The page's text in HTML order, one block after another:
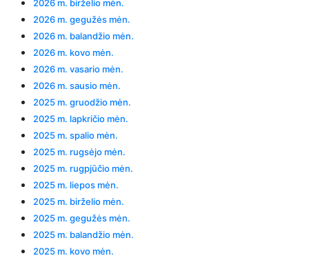
2026 m. birželio mėn.
2026 m. gegužės mėn.
2026 m. balandžio mėn.
2026 m. kovo mėn.
2026 m. vasario mėn.
2026 m. sausio mėn.
2025 m. gruodžio mėn.
2025 m. lapkričio mėn.
2025 m. spalio mėn.
2025 m. rugsėjo mėn.
2025 m. rugpjūčio mėn.
2025 m. liepos mėn.
2025 m. birželio mėn.
2025 m. gegužės mėn.
2025 m. balandžio mėn.
2025 m. kovo mėn.